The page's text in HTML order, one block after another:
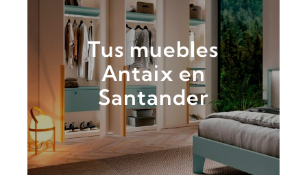
Tus muebles
Antaix en
Santander